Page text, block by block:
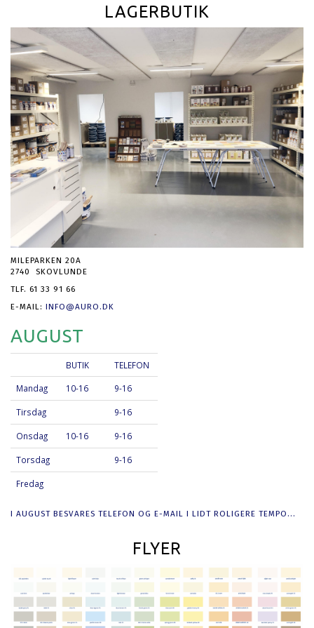
LAGERBUTIK
MILEPARKEN 20A
2740 SKOVLUNDE
TLF. 61 33 91 66
E-MAIL: INFO@AURO.DK
AUGUST
BUTIK TELEFON
Mandag 10-16 9-16
Tirsdag 9-16
Onsdag 10-16 9-16
Torsdag 9-16
Fredag
I AUGUST BESVARES TELEFON OG E-MAIL I LIDT ROLIGERE TEMPO...
FLYER